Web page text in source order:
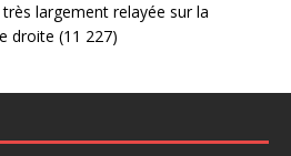
largement relayée sur la
droite (11 227)